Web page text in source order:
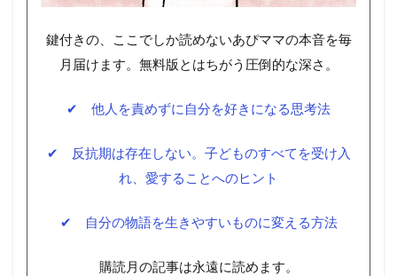
鍵付きの、ここでしか読めないあぴママの本音を毎
月届けます。無料版とはちがう圧倒的な深さ。
✔ 他人を責めずに自分を好きになる思考法
✔ 反抗期は存在しない。子どものすべてを受け入
れ、愛することへのヒント
✔ 自分の物語を生きやすいものに変える方法
購読月の記事は永遠に読めます。